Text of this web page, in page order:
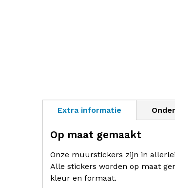
Extra informatie
Op maat gemaakt
Onze muurstickers zijn in
Alle stickers worden op maat
kleur en formaat.